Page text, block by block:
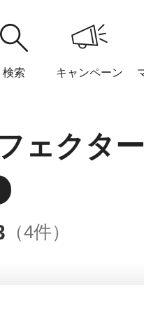
検索 キャンペーン
閲覧履
アテニア
ェクター
（4件）